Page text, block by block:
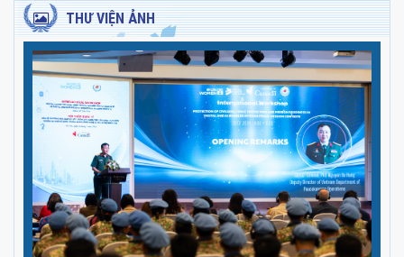
THƯ VIỆN ẢNH